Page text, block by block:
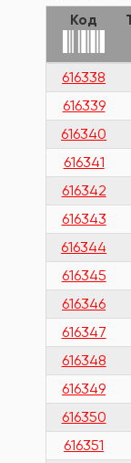
Код
616338
616339
616340
616341
616342
616343
616344
616345
616346
616347
616348
616349
616350
616351